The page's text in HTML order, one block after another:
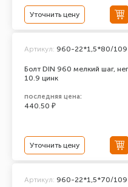
Уточнить цену
Болт DIN 960 мелкий шаг,
10.9 цинк
Артикул: 960-22*1,5*80/109
последняя цена:
440.50 ₽
Уточнить цену
Артикул: 960-22*1,5*70/109